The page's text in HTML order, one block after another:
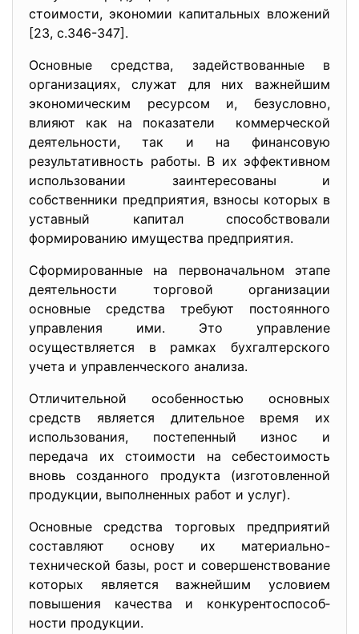
стоимости, экономии капитальных вложений
[23, с.346-347].
Основные средства, задейство­ванные в
организациях, служат для них важнейшим
экономическим ресурсом и, безусловно,
влияют как на показатели коммерческой
деятельности, так и на финансовую
результативность работы. В их эффективном
использовании заинтересованы и
собственники предприятия, взносы которых в
уставный капитал способствовали
формированию имущества предприятия.
Сформированные на первоначальном этапе
деятельности торговой организации
основные средства требуют постоянного
управления ими. Это управление
осуществляется в рамках бухгалтерского
учета и управленческого анализа.
Отличительной особенностью основных
средств является длительное время их
использования, постепенный износ и
передача их стоимости на себестоимость
вновь созданного продукта (изготовленной
продукции, выполненных работ и услуг).
Основные средства торговых предприятий
составляют основу их материально-
технической базы, рост и совершенствование
которых яв­ляется важнейшим условием
повышения качества и конкурентоспособ­
ности продукции.